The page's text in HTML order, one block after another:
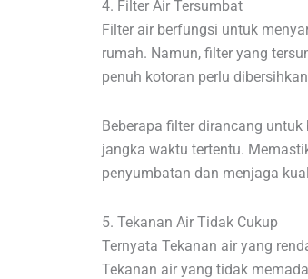
4. Filter Air Tersumbat
Filter air berfungsi untuk
rumah. Namun, filter yang
penuh kotoran perlu
Beberapa filter dirancang
jangka waktu tertentu.
penyumbatan dan menjaga
5. Tekanan Air Tidak Cukup
Ternyata Tekanan air yang
Tekanan air yang tidak